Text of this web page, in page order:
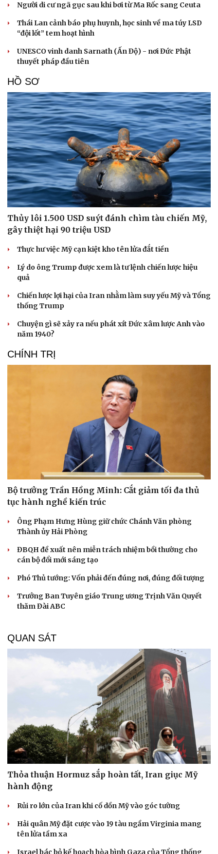
Cải chính
Người di cư ngã gục sau khi bơi từ Ma Rốc sang Ceuta
Thái Lan cảnh báo phụ huynh, học sinh về ma túy LSD
“đội lốt” tem hoạt hình
UNESCO vinh danh Sarnath (Ấn Độ) - nơi Đức Phật
thuyết pháp đầu tiên
HỒ SƠ
Thủy lôi 1.500 USD suýt đánh chìm tàu chiến Mỹ,
gây thiệt hại 90 triệu USD
Thực hư việc Mỹ cạn kiệt kho tên lửa đắt tiền
Lý do ông Trump được xem là tư lệnh chiến lược hiệu
quả
Chiến lược lợi hại của Iran nhằm làm suy yếu Mỹ và Tổng
thống Trump
Chuyện gì sẽ xảy ra nếu phát xít Đức xâm lược Anh vào
năm 1940?
CHÍNH TRỊ
Bộ trưởng Trần Hồng Minh: Cắt giảm tối đa thủ
tục hành nghề kiến trúc
Ông Phạm Hưng Hùng giữ chức Chánh Văn phòng
Thành ủy Hải Phòng
ĐBQH đề xuất nên miễn trách nhiệm bồi thường cho
cán bộ đổi mới sáng tạo
Phó Thủ tướng: Vốn phải đến đúng nơi, đúng đối tượng
Trưởng Ban Tuyên giáo Trung ương Trịnh Văn Quyết
thăm Đài ABC
QUAN SÁT
Thỏa thuận Hormuz sắp hoàn tất, Iran giục Mỹ
hành động
Rủi ro lớn của Iran khi cố dồn Mỹ vào góc tường
Hải quân Mỹ đặt cược vào 19 tàu ngầm Virginia mang
tên lửa tầm xa
Israel bác bỏ kế hoạch hòa bình Gaza của Tổng thống